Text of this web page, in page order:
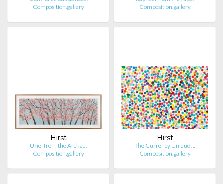
Composition.gallery
Composition.gallery
Hirst
Uriel from the Archa…
Composition.gallery
Hirst
The Currency Unique …
Composition.gallery